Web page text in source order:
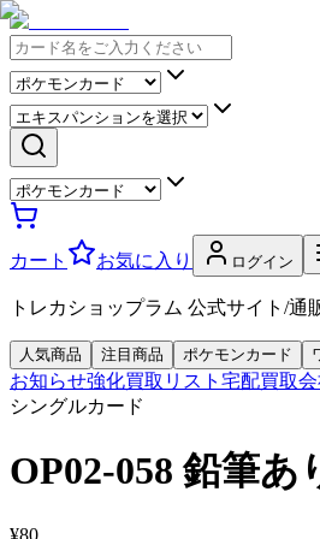
カート お気に入り ログイン
トレカショップラム 公式サイト/通
人気商品 注目商品 ポケモンカード
お知らせ強化買取リスト 宅配買取
シングルカード
OP02-058 鉛筆あ
¥80